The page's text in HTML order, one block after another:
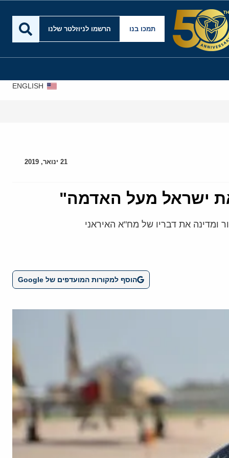
תמכו בנו הרשמו לניוזלטר שלנו
ENGLISH
21 ינואר, 2019
ישראל מעל האדמה"
ומדינה את דבריו של מח"א האיראני
הוסף למקורות המועדפים של Google